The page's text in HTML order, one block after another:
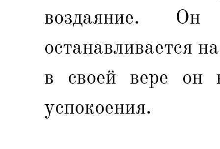
воздаяние.
останавливается
в своей вере он
успокоения.